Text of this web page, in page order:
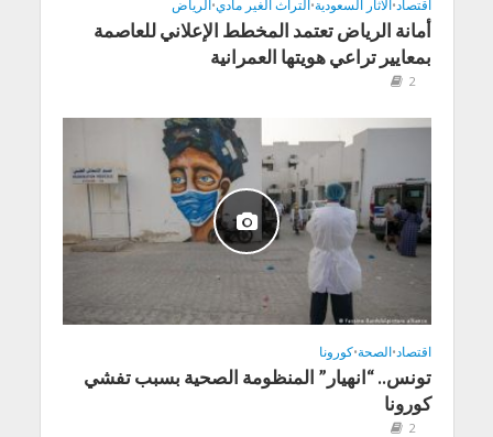
اقتصاد• الاثار السعودية• التراث الغير مادي• الرياض
أمانة الرياض تعتمد المخطط الإعلاني للعاصمة
بمعايير تراعي هويتها العمرانية
2
اقتصاد •الصحة•كورونا
تونس.. “انهيار” المنظومة الصحية بسبب تفشي
كورونا
2